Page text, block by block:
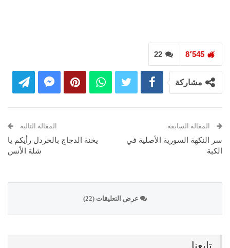
22 8٬545
مشاركة
المقالة السابقة
سر النكهة السورية الأصلية في
الكبة
المقالة التالية
يخنة الدجاج بالخردل رأيكم يا
شلة الأنس
عرض التعليقات (22)
تابعنا